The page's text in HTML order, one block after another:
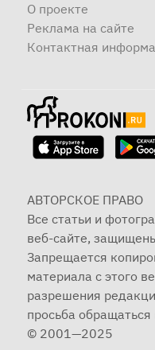
О проекте
Реклама на сайте
Контактная
АВТОРСКОЕ ПРАВО
Все статьи и
веб-сайте,
Запрещается
материала с этого
разрешения
просьба
© 2001—2025